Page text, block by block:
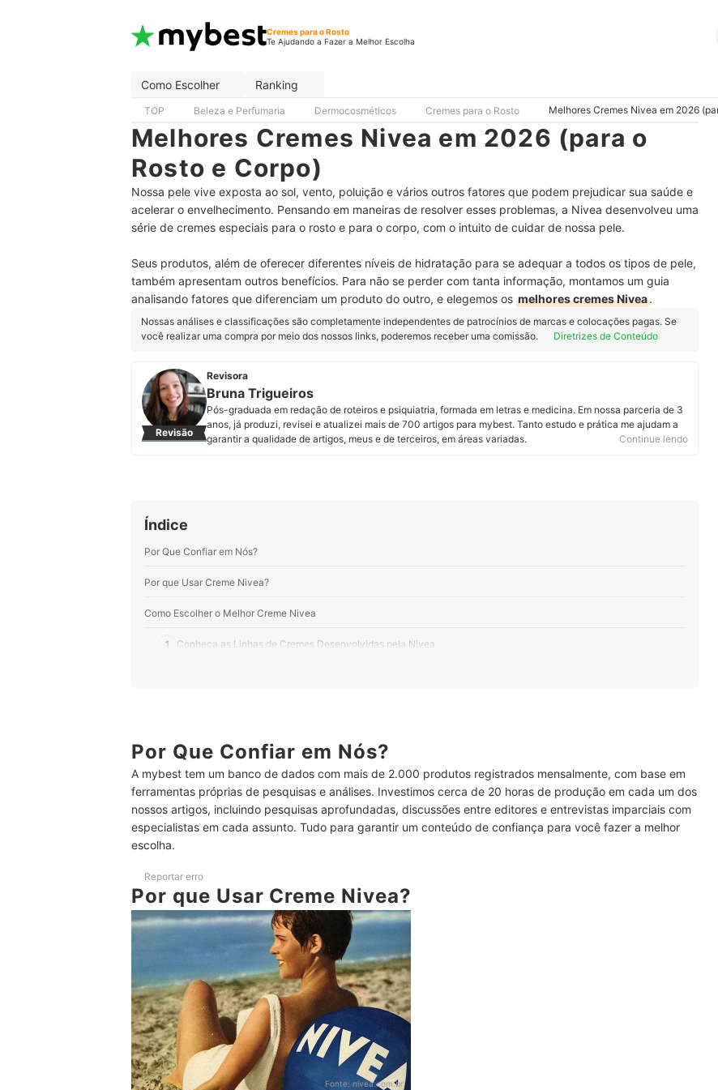
Cremes para o Rosto
Te Ajudando a Fazer a Melhor Escolha
Como Escolher Ranking
TOP Beleza e Perfumaria Dermocosméticos Cremes para o Rosto Melhores Cremes Nivea em 2026
Melhores Cremes Nivea em 2026 (para o
Rosto e Corpo)
Nossa pele vive exposta ao sol, vento, poluição e vários outros fatores que podem prejudicar sua saúde e
acelerar o envelhecimento. Pensando em maneiras de resolver esses problemas, a Nivea desenvolveu uma
série de cremes especiais para o rosto e para o corpo, com o intuito de cuidar de nossa pele.
Seus produtos, além de oferecer diferentes níveis de hidratação para se adequar a todos os tipos de pele,
também apresentam outros benefícios. Para não se perder com tanta informação, montamos um guia
analisando fatores que diferenciam um produto do outro, e elegemos os melhores cremes Nivea.
Nossas análises e classificações são completamente independentes de patrocínios de marcas e colocações pagas. Se
você realizar uma compra por meio dos nossos links, poderemos receber uma comissão.
Diretrizes de Conteúdo
Revisão
Revisora
Bruna Trigueiros
Pós-graduada em redação de roteiros e psiquiatria, formada em letras e medicina. Em nossa parceria de 3
anos, já produzi, revisei e atualizei mais de 700 artigos para mybest. Tanto estudo e prática me ajudam a
garantir a qualidade de artigos, meus e de terceiros, em áreas variadas.
Continue lendo
Índice
Por Que Confiar em Nós?
Por que Usar Creme Nivea?
Como Escolher o Melhor Creme Nivea
1 Conheça as Linhas de Cremes Desenvolvidas pela Nivea
4 Avalie os Ativos Principais que Potencializam o Creme Nivea
5 Prefira Cremes que Apresentem Fator de Proteção Solar
6 Escolha a Embalagem de Acordo com a Frequência de Uso
Ranking de melhores Cremes Nivea para o Rosto
Ranking de melhores Cremes Nivea para o Corpo
Veja Outros Produtos para Cuidar da Sua Pele
Por Que Confiar em Nós?
A mybest tem um banco de dados com mais de 2.000 produtos registrados mensalmente, com base em
ferramentas próprias de pesquisas e análises. Investimos cerca de 20 horas de produção em cada um dos
nossos artigos, incluindo pesquisas aprofundadas, discussões entre editores e entrevistas imparciais com
especialistas em cada assunto. Tudo para garantir um conteúdo de confiança para você fazer a melhor
escolha.
Reportar erro
Por que Usar Creme Nivea?
Fonte: nivea.com.br